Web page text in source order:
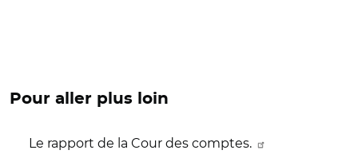
Pour aller plus loin
Le rapport de la Cour des comptes.